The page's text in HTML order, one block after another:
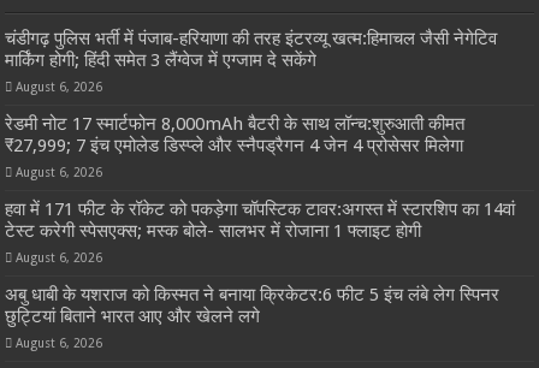
चंडीगढ़ पुलिस भर्ती में पंजाब-हरियाणा की तरह इंटरव्यू खत्म:हिमाचल जैसी नेगेटिव
मार्किंग होगी; हिंदी समेत 3 लैंग्वेज में एग्जाम दे सकेंगे
August 6, 2026
रेडमी नोट 17 स्मार्टफोन 8,000mAh बैटरी के साथ लॉन्च:शुरुआती कीमत
₹27,999; 7 इंच एमोलेड डिस्प्ले और स्नैपड्रैगन 4 जेन 4 प्रोसेसर मिलेगा
August 6, 2026
हवा में 171 फीट के रॉकेट को पकड़ेगा चॉपस्टिक टावर:अगस्त में स्टारशिप का 14वां
टेस्ट करेगी स्पेसएक्स; मस्क बोले- सालभर में रोजाना 1 फ्लाइट होगी
August 6, 2026
अबु धाबी के यशराज को किस्मत ने बनाया क्रिकेटर:6 फीट 5 इंच लंबे लेग स्पिनर
छुट्टियां बिताने भारत आए और खेलने लगे
August 6, 2026